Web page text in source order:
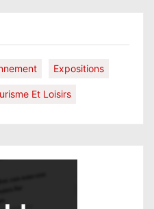
Expositions
Et Loisirs